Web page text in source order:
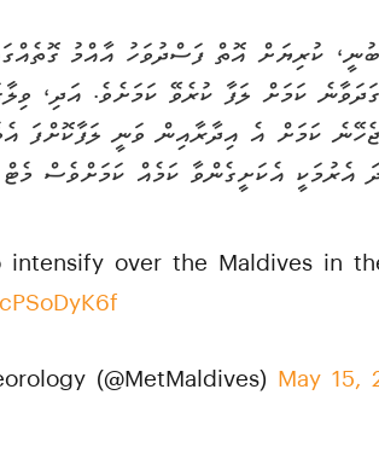
ކަމަށް އެ އިދާރާއިން ވަނީ ލަފާކޮށްފަ
އެރުމަކީ އެކަށީގެންވާ ކަމެއް ކަމަށްވެސް
over the Maldives in
May 15,